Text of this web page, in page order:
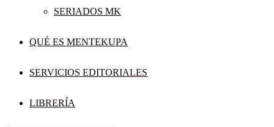
SERIADOS MK
QUÉ ES MENTEKUPA
SERVICIOS EDITORIALES
LIBRERÍA